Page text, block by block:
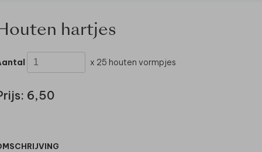
hartjes
x 25 houten vormpjes
6,50